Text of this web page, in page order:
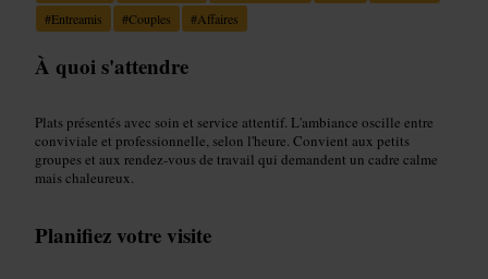
#Entreamis #Couples #Affaires
À quoi s'attendre
Plats présentés avec soin et service attentif. L'ambiance oscille entre
conviviale et professionnelle, selon l'heure. Convient aux petits
groupes et aux rendez-vous de travail qui demandent un cadre calme
mais chaleureux.
Planifiez votre visite